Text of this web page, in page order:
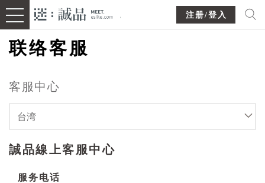
注册/登入
联络客服
客服中心
台湾
誠品線上客服中心
服务电话